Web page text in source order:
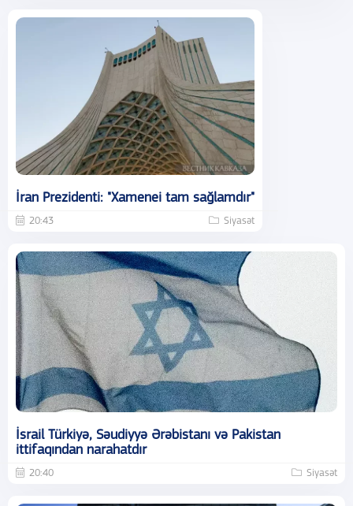
İran Prezidenti: "Xamenei tam sağlamdır"
20:43 Siyasət
İsrail Türkiyə, Səudiyyə Ərəbistanı və Pakistan
ittifaqından narahatdır
20:40 Siyasət